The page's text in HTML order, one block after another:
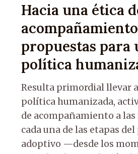
Hacia una ética
propuestas para
política
Resulta primordial llevar
política humanizada,
de acompañamiento a
cada una de las etapas del
adoptivo —desde los